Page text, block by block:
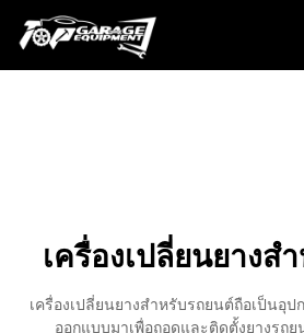
เครื่องเปลี่ยนยางส
เครื่องเปลี่ยนยางสำหรับรถยนต์ถือเป็นอุ
ออกแบบมาเพื่อถอดและติดตั้งยางรถ